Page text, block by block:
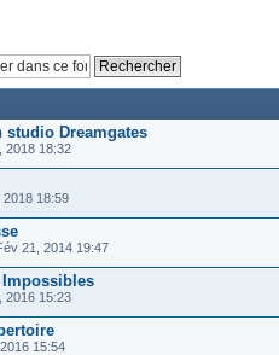
studio Dreamgates
2018 18:32
2018 18:59
21, 2014 19:47
2016 15:23
15:54